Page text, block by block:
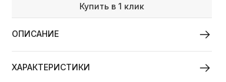
Купить в 1 клик
ОПИСАНИЕ
ХАРАКТЕРИСТИКИ